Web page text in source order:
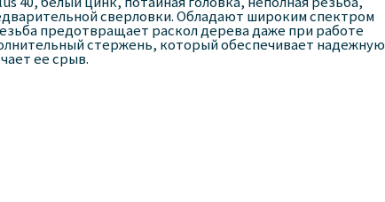
40, белый цинк, потайная головка, неполная резьба,
сверловки. Обладают широким спектром
предотвращает раскол дерева даже при работе
стержень, который обеспечивает надежную
ее срыв.